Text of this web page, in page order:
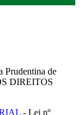
Prudentina de
DIREITOS
- Lei nº